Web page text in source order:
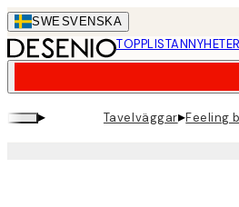
Skip
to
main
SWESVENSKA
TOPPLISTANNYHETER
▸ Tavelväggar▸Feeling